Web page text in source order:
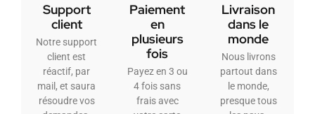
Support
client
Notre support
client est
réactif, par
mail, et saura
résoudre vos
Paiement
en
plusieurs
fois
Payez en 3 ou
4 fois sans
frais avec
Livraison
dans le
monde
Nous livrons
partout dans
le monde,
presque tous